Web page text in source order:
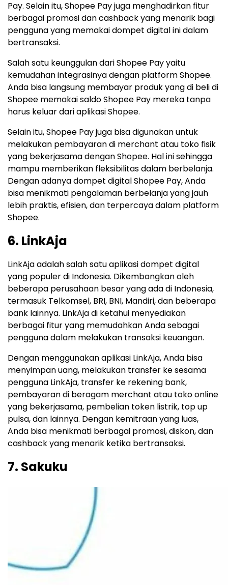
Pay. Selain itu, Shopee Pay juga menghadirkan fitur
berbagai promosi dan cashback yang menarik bagi
pengguna yang memakai dompet digital ini dalam
bertransaksi.
Salah satu keunggulan dari Shopee Pay yaitu
kemudahan integrasinya dengan platform Shopee.
Anda bisa langsung membayar produk yang di beli di
Shopee memakai saldo Shopee Pay mereka tanpa
harus keluar dari aplikasi Shopee.
Selain itu, Shopee Pay juga bisa digunakan untuk
melakukan pembayaran di merchant atau toko fisik
yang bekerjasama dengan Shopee. Hal ini sehingga
mampu memberikan fleksibilitas dalam berbelanja.
Dengan adanya dompet digital Shopee Pay, Anda
bisa menikmati pengalaman berbelanja yang jauh
lebih praktis, efisien, dan terpercaya dalam platform
Shopee.
6. LinkAja
LinkAja adalah salah satu aplikasi dompet digital
yang populer di Indonesia. Dikembangkan oleh
beberapa perusahaan besar yang ada di Indonesia,
termasuk Telkomsel, BRI, BNI, Mandiri, dan beberapa
bank lainnya. LinkAja di ketahui menyediakan
berbagai fitur yang memudahkan Anda sebagai
pengguna dalam melakukan transaksi keuangan.
Dengan menggunakan aplikasi LinkAja, Anda bisa
menyimpan uang, melakukan transfer ke sesama
pengguna LinkAja, transfer ke rekening bank,
pembayaran di beragam merchant atau toko online
yang bekerjasama, pembelian token listrik, top up
pulsa, dan lainnya. Dengan kemitraan yang luas,
Anda bisa menikmati berbagai promosi, diskon, dan
cashback yang menarik ketika bertransaksi.
7. Sakuku